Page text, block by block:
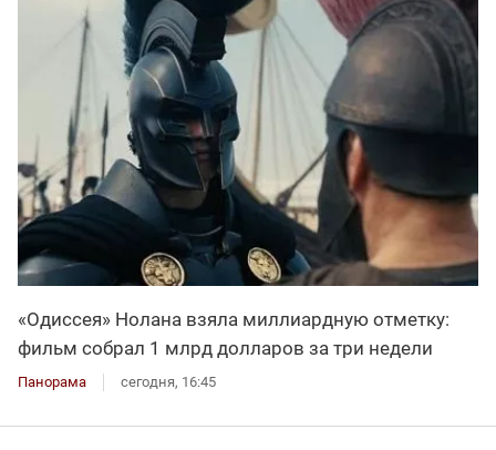
«Одиссея» Нолана взяла миллиардную отметку:
фильм собрал 1 млрд долларов за три недели
Панорама сегодня, 16:45